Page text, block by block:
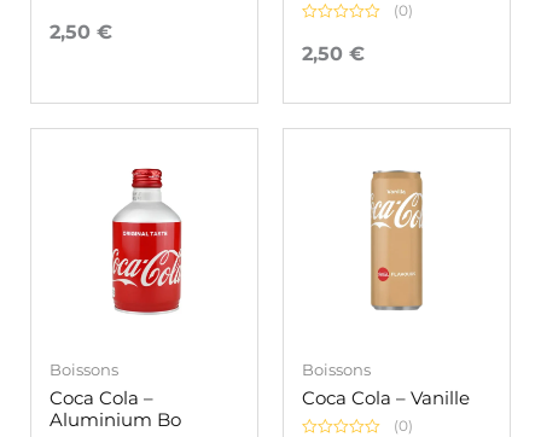
0
sur
2,50 €
0
sur
(0)
2,50 €
Boissons
Coca Cola –
Aluminium Bo
Boissons
Coca Cola – Vanille
(0)